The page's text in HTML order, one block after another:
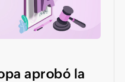
aprobó la